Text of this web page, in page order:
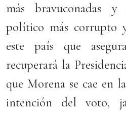
más bravuconadas y
político más corrupto
este país que
recuperará la
que Morena se cae en
intención del voto,